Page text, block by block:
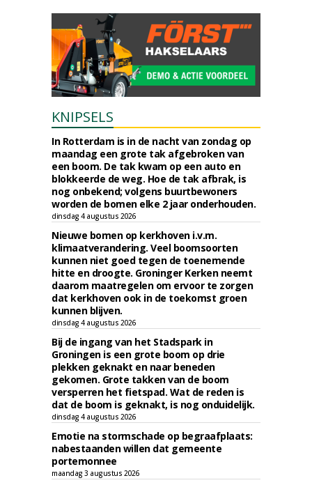
KNIPSELS
In Rotterdam is in de nacht van zondag op
maandag een grote tak afgebroken van
een boom. De tak kwam op een auto en
blokkeerde de weg. Hoe de tak afbrak, is
nog onbekend; volgens buurtbewoners
worden de bomen elke 2 jaar onderhouden.
dinsdag 4 augustus 2026
Nieuwe bomen op kerkhoven i.v.m.
klimaatverandering. Veel boomsoorten
kunnen niet goed tegen de toenemende
hitte en droogte. Groninger Kerken neemt
daarom maatregelen om ervoor te zorgen
dat kerkhoven ook in de toekomst groen
kunnen blijven.
dinsdag 4 augustus 2026
Bij de ingang van het Stadspark in
Groningen is een grote boom op drie
plekken geknakt en naar beneden
gekomen. Grote takken van de boom
versperren het fietspad. Wat de reden is
dat de boom is geknakt, is nog onduidelijk.
dinsdag 4 augustus 2026
Emotie na stormschade op begraafplaats:
nabestaanden willen dat gemeente
portemonnee
maandag 3 augustus 2026